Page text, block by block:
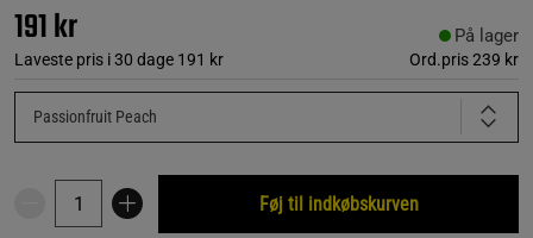
191 kr
Laveste pris i 30 dage 191 kr Ord.pris239 kr
På lager
Passionfruit Peach
Føj til indkøbskurven